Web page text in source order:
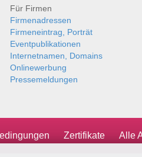
Für Firmen
Firmenadressen
Firmeneintrag, Porträt
Eventpublikationen
Internetnamen, Domains
Onlinewerbung
Pressemeldungen
Zertifikate Alle